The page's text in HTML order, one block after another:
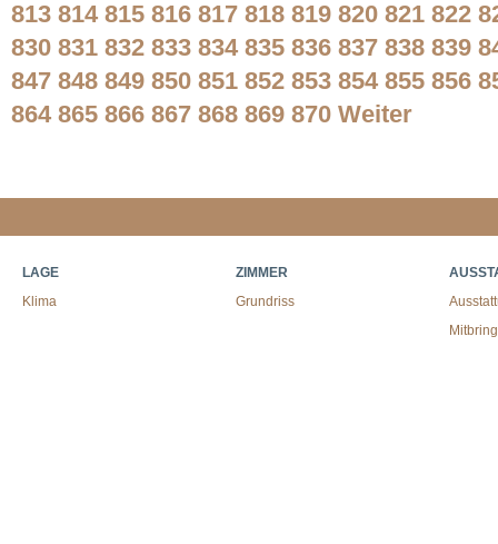
813 814 815 816 817 818 819 820 821 822
830 831 832 833 834 835 836 837 838 839
847 848 849 850 851 852 853 854 855 856
864 865 866 867 868 869 870 Weiter
LAGE
Klima
ZIMMER
Grundriss